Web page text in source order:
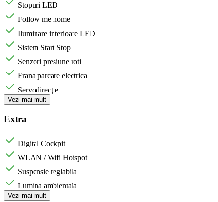
Stopuri LED
Follow me home
Iluminare interioare LED
Sistem Start Stop
Senzori presiune roti
Frana parcare electrica
Servodirecţie
Vezi mai mult
Extra
Digital Cockpit
WLAN / Wifi Hotspot
Suspensie reglabila
Lumina ambientala
Vezi mai mult